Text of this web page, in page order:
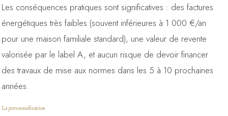
Les conséquences pratiques sont significatives : des factures
énergétiques très faibles (souvent inférieures à 1 000 €/an
pour une maison familiale standard), une valeur de revente
valorisée par le label A, et aucun risque de devoir financer
des travaux de mise aux normes dans les 5 à 10 prochaines
années.
La personnalisation